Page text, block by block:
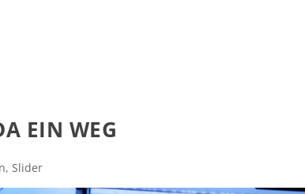
EIN WEG
, Slider